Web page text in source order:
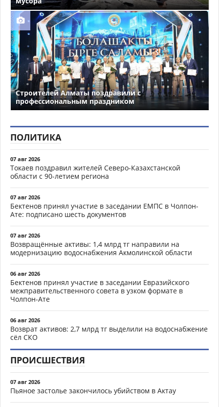
Строителей Алматы поздравили с
профессиональным праздником
ПОЛИТИКА
07 авг 2026
Токаев поздравил жителей Северо-Казахстанской
области с 90-летием региона
07 авг 2026
Бектенов принял участие в заседании ЕМПС в Чолпон-
Ате: подписано шесть документов
07 авг 2026
Возвращённые активы: 1,4 млрд тг направили на
модернизацию водоснабжения Акмолинской области
06 авг 2026
Бектенов принял участие в заседании Евразийского
межправительственного совета в узком формате в
Чолпон-Ате
06 авг 2026
Возврат активов: 2,7 млрд тг выделили на водоснабжение
сёл СКО
ПРОИСШЕСТВИЯ
07 авг 2026
Пьяное застолье закончилось убийством в Актау